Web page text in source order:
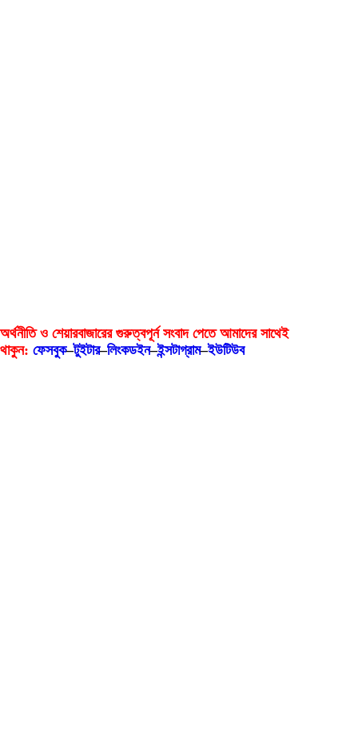
অর্থনীতি ও শেয়ারবাজারের গুরুত্বপূর্ন সংবাদ পেতে আমাদের সাথেই
থাকুন: ফেসবুক–টুইটার–লিংকডইন–ইন্সটাগ্রাম–ইউটিউব